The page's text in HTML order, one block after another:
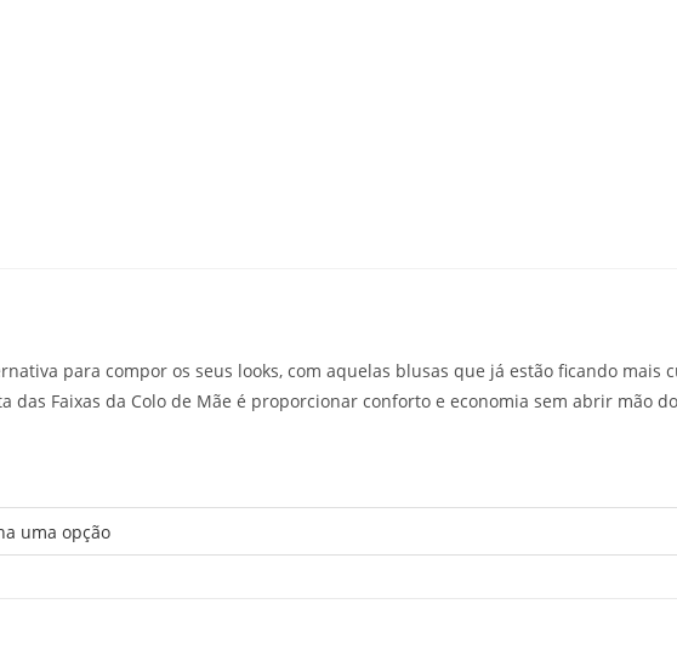
para compor os seus looks, com aquelas blusas que já estão ficando
Faixas da Colo de Mãe é proporcionar conforto e economia sem abrir mão